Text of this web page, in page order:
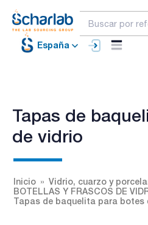
España
Tapas de
de vidrio
Inicio
Vidrio, cuarzo y
BOTELLAS Y FRASCOS DE
Tapas de baquelita para botes